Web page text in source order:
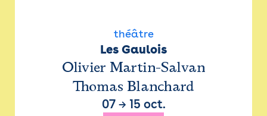
théâtre
Les Gaulois
Olivier Martin-Salvan
Thomas Blanchard
07→ 15 oct.